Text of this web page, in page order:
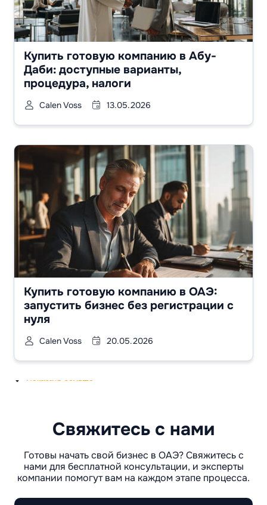
Купить готовую компанию в Абу-
Даби: доступные варианты,
процедура, налоги
Calen Voss 13.05.2026
Купить готовую компанию в ОАЭ:
запустить бизнес без регистрации с
нуля
Calen Voss 20.05.2026
Свяжитесь с нами
Готовы начать свой бизнес в ОАЭ? Свяжитесь с
нами для бесплатной консультации, и эксперты
компании помогут вам на каждом этапе процесса.